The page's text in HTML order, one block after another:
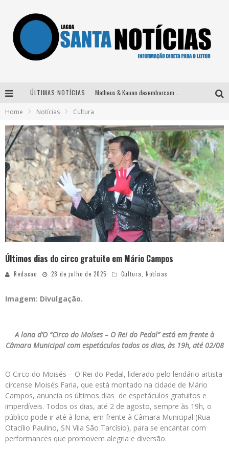
ÚLTIMAS NOTÍCIAS
Selo Moda Music confirma Bel Costa no palco Talentos da Terra do Pedro Leopoldo Rodeio Show
Após sair da KondZilla, DJ Danny Albuquerque inicia nova fase
Home Notícias Cultura
Últimos dias do circo gratuito em Mário Campos
Redacao 28 de julho de 2025 Cultura, Notícias
Imagem: Divulgação.
A lona d’O “Circo do Moíses – O Rei do Pedal” está em frente à
Câmara Municipal com espetáculos todos os dias, às 19h, até 02/08
O Circo do Moisés – O Rei do Pedal, liderado pelo lendário artista
circense Moisés Faria, que está montado na cidade de Mário
Campos, anuncia os últimos dias de espetáculos gratuitos e
imperdíveis. Todos os dias, até 2 de agosto, sempre às 19h, o
público pode ir até à lona, em frente à Câmara Municipal (Rua
Otacílio Paulino, SN Vila São Tarcísio), para se encantar com
performances que promovem alegria e diversão.